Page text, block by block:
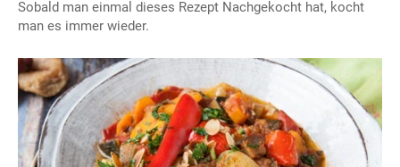
Sobald man einmal dieses Rezept Nachgekocht hat, kocht
man es immer wieder.